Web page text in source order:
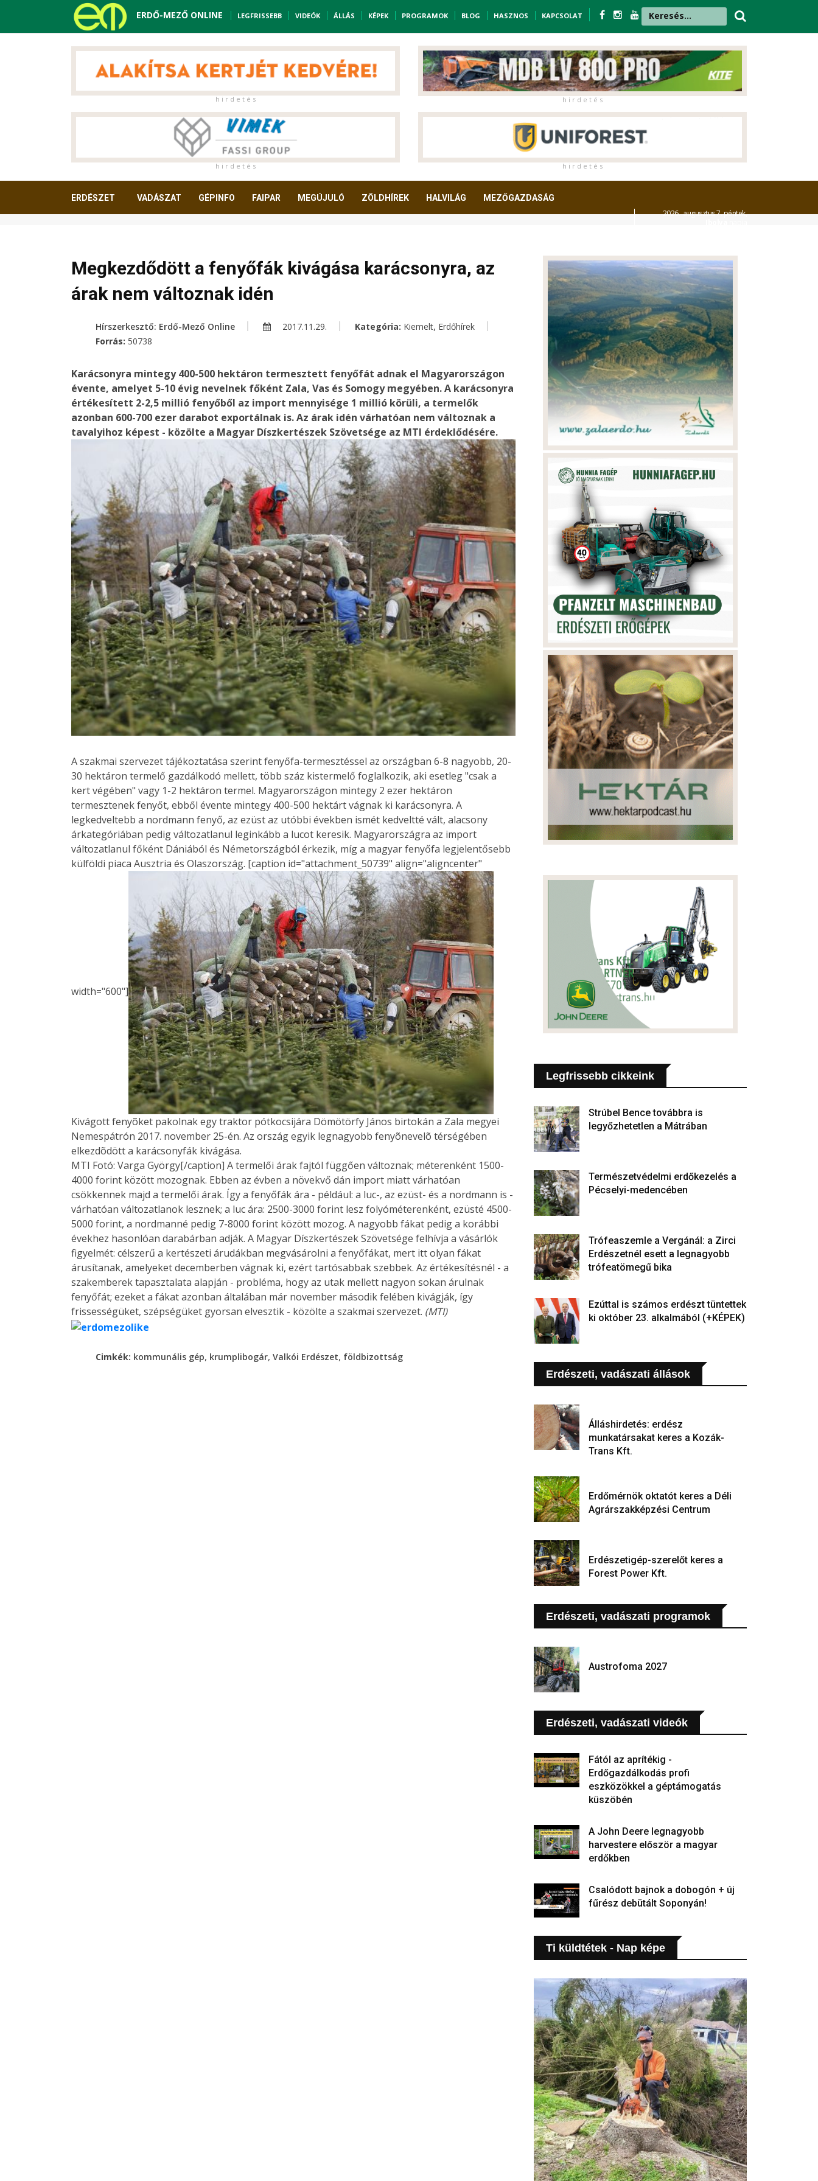
ERDŐ-MEZŐ ONLINE LEGFRISSEBB VIDEÓK ÁLLÁS KÉPEK PROGRAMOK BLOG HASZNOS KAPCSOLAT
h i r d e t é s h i r d e t é s
h i r d e t é s h i r d e t é s
ERDÉSZET VADÁSZAT GÉPINFO FAIPAR MEGÚJULÓ ZÖLDHÍREK HALVILÁG MEZŐGAZDASÁG
2026. augusztus 7. péntek,
Megkezdődött a fenyőfák kivágása karácsonyra, az
árak nem változnak idén
Hírszerkesztő: Erdő-Mező Online 2017.11.29. Kategória: Kiemelt, Erdőhírek
Forrás: 50738
Karácsonyra mintegy 400-500 hektáron termesztett fenyőfát adnak el Magyarországon
évente, amelyet 5-10 évig nevelnek főként Zala, Vas és Somogy megyében. A karácsonyra
értékesített 2-2,5 millió fenyőből az import mennyisége 1 millió körüli, a termelők
azonban 600-700 ezer darabot exportálnak is. Az árak idén várhatóan nem változnak a
tavalyihoz képest - közölte a Magyar Díszkertészek Szövetsége az MTI érdeklődésére.
A szakmai szervezet tájékoztatása szerint fenyőfa-termesztéssel az országban 6-8 nagyobb, 20-
30 hektáron termelő gazdálkodó mellett, több száz kistermelő foglalkozik, aki esetleg "csak a
kert végében" vagy 1-2 hektáron termel. Magyarországon mintegy 2 ezer hektáron
termesztenek fenyőt, ebből évente mintegy 400-500 hektárt vágnak ki karácsonyra. A
legkedveltebb a nordmann fenyő, az ezüst az utóbbi években ismét kedveltté vált, alacsony
árkategóriában pedig változatlanul leginkább a lucot keresik. Magyarországra az import
változatlanul főként Dániából és Németországból érkezik, míg a magyar fenyőfa legjelentősebb
külföldi piaca Ausztria és Olaszország. [caption id="attachment_50739" align="aligncenter"
width="600"]
Kivágott fenyõket pakolnak egy traktor pótkocsijára Dömötörfy János birtokán a Zala megyei
Nemespátrón 2017. november 25-én. Az ország egyik legnagyobb fenyõnevelõ térségében
elkezdõdött a karácsonyfák kivágása.
MTI Fotó: Varga György[/caption] A termelői árak fajtól függően változnak; méterenként 1500-
4000 forint között mozognak. Ebben az évben a növekvő dán import miatt várhatóan
csökkennek majd a termelői árak. Így a fenyőfák ára - például: a luc-, az ezüst- és a nordmann is -
várhatóan változatlanok lesznek; a luc ára: 2500-3000 forint lesz folyóméterenként, ezüsté 4500-
5000 forint, a nordmanné pedig 7-8000 forint között mozog. A nagyobb fákat pedig a korábbi
évekhez hasonlóan darabárban adják. A Magyar Díszkertészek Szövetsége felhívja a vásárlók
figyelmét: célszerű a kertészeti árudákban megvásárolni a fenyőfákat, mert itt olyan fákat
árusítanak, amelyeket decemberben vágnak ki, ezért tartósabbak szebbek. Az értékesítésnél - a
szakemberek tapasztalata alapján - probléma, hogy az utak mellett nagyon sokan árulnak
fenyőfát; ezeket a fákat azonban általában már november második felében kivágják, így
frissességüket, szépségüket gyorsan elvesztik - közölte a szakmai szervezet. (MTI)
Cimkék: kommunális gép, krumplibogár, Valkói Erdészet, földbizottság
Legfrissebb cikkeink
Strúbel Bence továbbra is
legyőzhetetlen a Mátrában
Természetvédelmi erdőkezelés a
Pécselyi-medencében
Trófeaszemle a Vergánál: a Zirci
Erdészetnél esett a legnagyobb
trófeatömegű bika
Ezúttal is számos erdészt tüntettek
ki október 23. alkalmából (+KÉPEK)
Erdészeti, vadászati állások
Álláshirdetés: erdész
munkatársakat keres a Kozák-
Trans Kft.
Erdőmérnök oktatót keres a Déli
Agrárszakképzési Centrum
Erdészetigép-szerelőt keres a
Forest Power Kft.
Erdészeti, vadászati programok
Austrofoma 2027
Erdészeti, vadászati videók
Fától az aprítékig -
Erdőgazdálkodás profi
eszközökkel a géptámogatás
küszöbén
A John Deere legnagyobb
harvestere először a magyar
erdőkben
Csalódott bajnok a dobogón + új
fűrész debütált Soponyán!
Ti küldtétek - Nap képe